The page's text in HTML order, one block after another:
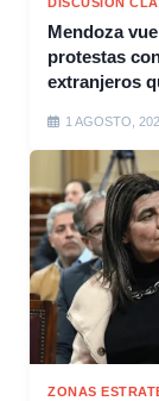
DISCUSIÓN
Mendoza
protestas
extranjeros
1 AGOSTO,
ZONAS